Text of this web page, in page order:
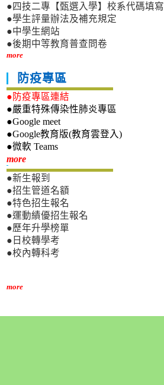
●四技二專【甄選入學】校系代碼填寫
●學生評量辦法及補充規定
●中學生網站
●後期中等教育普查問卷
more
防疫專區
●防疫專區連結
●嚴重特殊傳染性肺炎專區
●Google meet
●Google教育版(教育雲登入)
●微軟 Teams
more新生專區
●新生報到
●招生管道名額
●特色招生報名
●運動績優招生報名
●歷年升學榜單
●日校轉學考
●校內轉科考
more